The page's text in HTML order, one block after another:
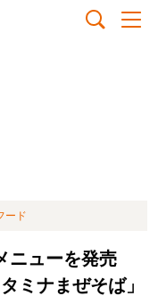
ード
ニューを発売
ミナまぜそば」